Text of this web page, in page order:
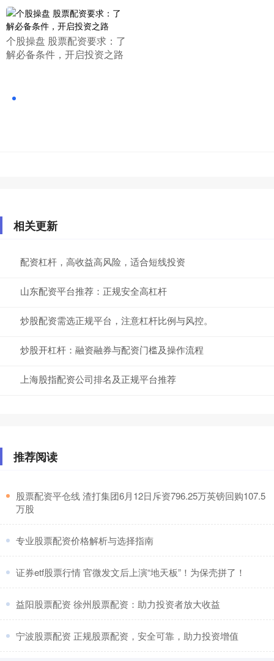
​个股操盘 股票配资要求：了
解必备条件，开启投资之路
相关更新
配资杠杆，高收益高风险，适合短线投资
山东配资平台推荐：正规安全高杠杆
炒股配资需选正规平台，注意杠杆比例与风控。
炒股开杠杆：融资融券与配资门槛及操作流程
上海股指配资公司排名及正规平台推荐
推荐阅读
​股票配资平仓线 渣打集团6月12日斥资796.25万英镑回购107.5
万股
​专业股票配资价格解析与选择指南
​证券etf股票行情 官微发文后上演“地天板”！为保壳拼了！
​益阳股票配资 徐州股票配资：助力投资者放大收益
​宁波股票配资 正规股票配资，安全可靠，助力投资增值